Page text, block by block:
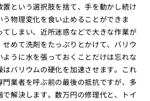
置という選択肢を捨て、手を動かし続け
う物理変化を食い止めることができま
てしまい、近所迷惑などで大きな作業が
せめて洗剤をたっぷりとかけて、バリウ
ように水を張っておくことだけは忘れな
はバリウムの硬化を加速させます。これ
門業者を呼ぶ前の最後の抵抗ですが、多
で解決します。数万円の修理代と、トイ